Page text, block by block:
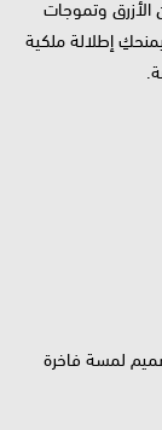
الأزرق وتموجات
إطلالة ملكية
لمسة فاخرة